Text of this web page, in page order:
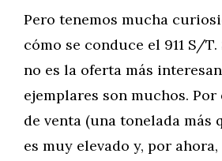
Pero tenemos mucha
cómo se conduce el 911 S/
no es la oferta más
ejemplares son muchos.
de venta (una tonelada más
es muy elevado y, por ahora,